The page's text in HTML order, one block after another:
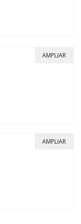
AMPLIAR
AMPLIAR